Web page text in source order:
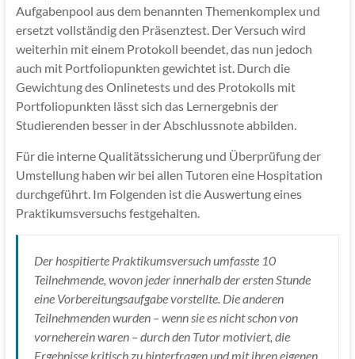
Aufgabenpool aus dem benannten Themenkomplex und
ersetzt vollständig den Präsenztest. Der Versuch wird
weiterhin mit einem Protokoll beendet, das nun jedoch
auch mit Portfoliopunkten gewichtet ist. Durch die
Gewichtung des Onlinetests und des Protokolls mit
Portfoliopunkten lässt sich das Lernergebnis der
Studierenden besser in der Abschlussnote abbilden.
Für die interne Qualitätssicherung und Überprüfung der
Umstellung haben wir bei allen Tutoren eine Hospitation
durchgeführt. Im Folgenden ist die Auswertung eines
Praktikumsversuchs festgehalten.
Der hospitierte Praktikumsversuch umfasste 10
Teilnehmende, wovon jeder innerhalb der ersten Stunde
eine Vorbereitungsaufgabe vorstellte. Die anderen
Teilnehmenden wurden – wenn sie es nicht schon von
vorneherein waren – durch den Tutor motiviert, die
Ergebnisse kritisch zu hinterfragen und mit ihren eigenen